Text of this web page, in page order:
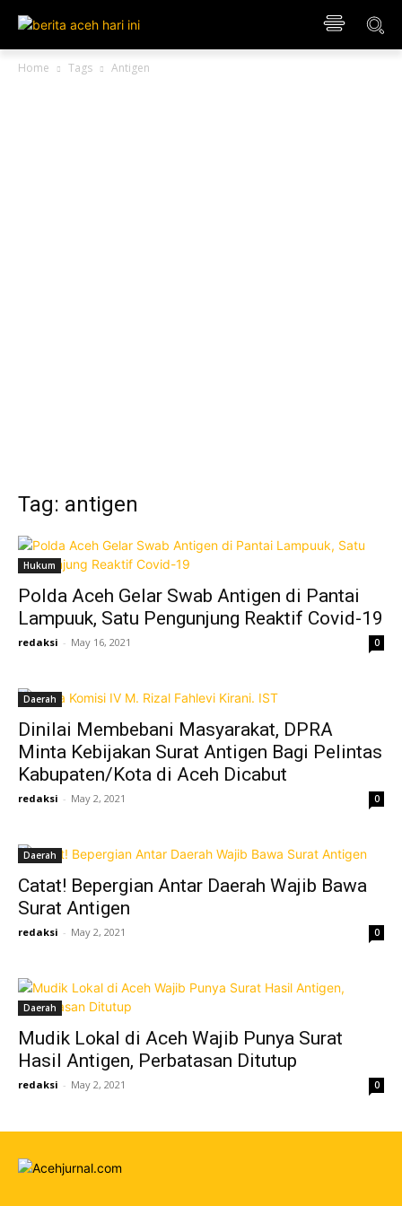
Home Tags Antigen
Tag: antigen
Hukum
Polda Aceh Gelar Swab Antigen di Pantai
Lampuuk, Satu Pengunjung Reaktif Covid-19
redaksi - May 16, 2021 0
Daerah
Dinilai Membebani Masyarakat, DPRA
Minta Kebijakan Surat Antigen Bagi Pelintas
Kabupaten/Kota di Aceh Dicabut
redaksi - May 2, 2021 0
Daerah
Catat! Bepergian Antar Daerah Wajib Bawa
Surat Antigen
redaksi - May 2, 2021 0
Daerah
Mudik Lokal di Aceh Wajib Punya Surat
Hasil Antigen, Perbatasan Ditutup
redaksi - May 2, 2021 0